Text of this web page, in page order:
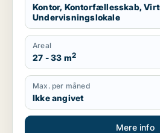
Kontor, Kontorfællesskab,
Undervisningslokale
Areal
27 - 33 m2
Max. per måned
Ikke angivet
Mere info